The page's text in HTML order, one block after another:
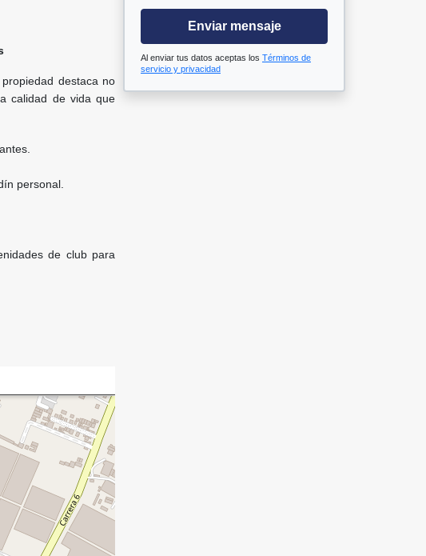
propiedad destaca no
calidad de vida que
personal.
de club para
Enviar mensaje
Al enviar tus datos aceptas los Términos de
servicio y privacidad